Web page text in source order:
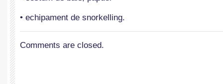
• echipament de snorkelling.
Comments are closed.